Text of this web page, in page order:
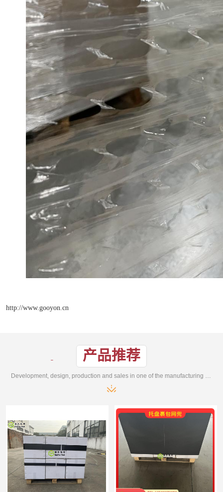
http://www.gooyon.cn
产品推荐
Development, design, production and sales in one of the manufacturing enterprises